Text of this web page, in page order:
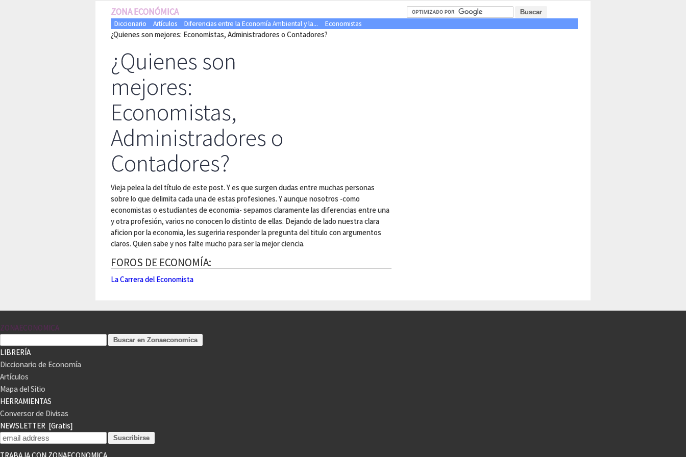
ZONA ECONÓMICA
Diccionario Artículos Diferencias entre la Economía Ambiental y la... Economistas
¿Quienes son mejores: Economistas, Administradores o Contadores?
¿Quienes son
mejores:
Economistas,
Administradores o
Contadores?
Vieja pelea la del título de este post. Y es que surgen dudas entre muchas personas
sobre lo que delimita cada una de estas profesiones. Y aunque nosotros -como
economistas o estudiantes de economia- sepamos claramente las diferencias entre una
y otra profesión, varios no conocen lo distinto de ellas. Dejando de lado nuestra clara
aficion por la economia, les sugeriria responder la pregunta del titulo con argumentos
claros. Quien sabe y nos falte mucho para ser la mejor ciencia.
FOROS DE ECONOMÍA:
La Carrera del Economista
ZONAECONOMICA
LIBRERÍA
Diccionario de Economía
Artículos
Mapa del Sitio
HERRAMIENTAS
Conversor de Divisas
NEWSLETTER [Gratis]